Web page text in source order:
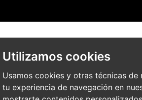
Utilizamos cookies
Usamos cookies y otras técnicas de
tu experiencia de navegación en